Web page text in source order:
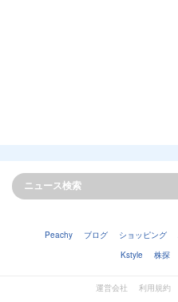
Peachy ブログ ショッピング
Kstyle
株探
運営会社 利用規約